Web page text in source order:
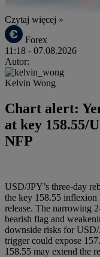
Czytaj więcej »
Forex
11:18 - 07.08.2026
Autor:
Kelvin Wong
Chart alert:
at key 158.55/
NFP
USD/JPY’s three-day
the key 158.55 inflexion
release. The narrowing
bearish flag and
downside risks for
trigger could expose
158.55 may extend the